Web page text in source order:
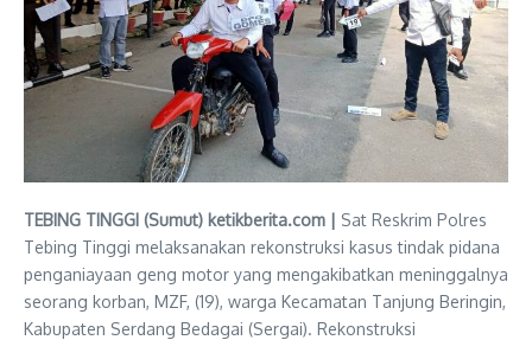
TEBING TINGGI (Sumut) ketikberita.com | Sat Reskrim Polres
Tebing Tinggi melaksanakan rekonstruksi kasus tindak pidana
penganiayaan geng motor yang mengakibatkan meninggalnya
seorang korban, MZF, (19), warga Kecamatan Tanjung Beringin,
Kabupaten Serdang Bedagai (Sergai). Rekonstruksi